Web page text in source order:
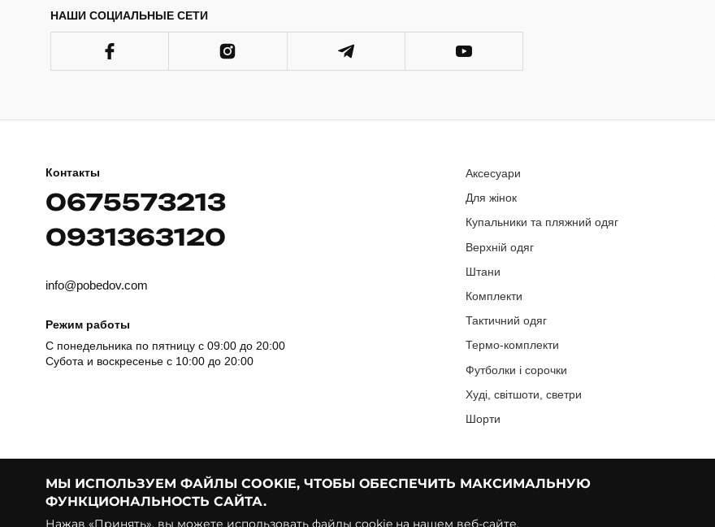
МЫ ИСПОЛЬЗУЕМ ФАЙЛЫ COOKIE, ЧТОБЫ ОБЕСПЕЧИТЬ МАКСИМАЛЬНУЮ
ФУНКЦИОНАЛЬНОСТЬ САЙТА.
Нажав «Принять», вы можете использовать файлы cookie на нашем веб-сайте.
НАШИ СОЦИАЛЬНЫЕ СЕТИ
Контакты
0675573213
0931363120
info@pobedov.com
Режим работы
С понедельника по пятницу с 09:00 до 20:00
Субота и воскресенье с 10:00 до 20:00
Аксесуари
Для жінок
Купальники та пляжний одяг
Верхній одяг
Штани
Комплекти
Тактичний одяг
Термо-комплекти
Футболки і сорочки
Худі, світшоти, светри
Шорти
© Pobedov | 2018 — 2026